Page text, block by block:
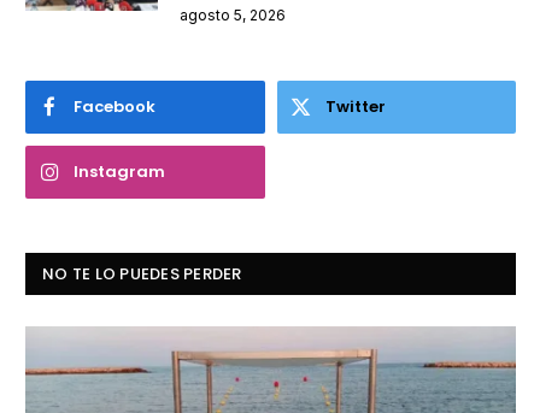
agosto 5, 2026
Facebook Twitter
Instagram
NO TE LO PUEDES PERDER